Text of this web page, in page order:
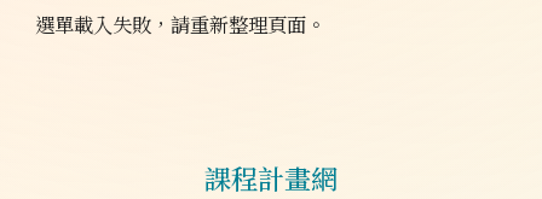
選單載入失敗，請重新整理頁面。
課程計畫網